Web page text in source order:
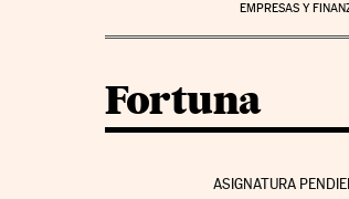
EMPRESAS Y
Fortuna
ASIGNATURA